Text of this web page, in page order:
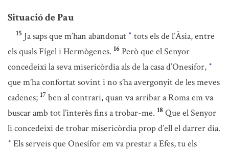
Situació de Pau
15 Ja saps que m’han abandonat * tots els de l’Àsia, entre
els quals Fígel i Hermògenes. 16 Però que el Senyor
concedeixi la seva misericòrdia als de la casa d’Onesífor, *
que m’ha confortat sovint i no s’ha avergonyit de les meves
cadenes; 17 ben al contrari, quan va arribar a Roma em va
buscar amb tot l’interès fins a trobar-me. 18 Que el Senyor
li concedeixi de trobar misericòrdia prop d’ell el darrer dia.
* Els serveis que Onesífor em va prestar a Efes, tu els